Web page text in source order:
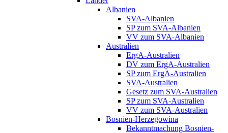
Albanien
SVA-Albanien
SP zum SVA-Albanien
VV zum SVA-Albanien
Australien
ErgA-Australien
DV zum ErgA-Australien
SP zum ErgA-Australien
SVA-Australien
Gesetz zum SVA-Australien
SP zum SVA-Australien
VV zum SVA-Australien
Bosnien-Herzegowina
Bekanntmachung Bosnien-